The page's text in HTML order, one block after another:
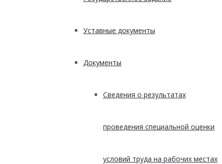
Уставные документы
Документы
Сведения о результатах
проведения специальной оценки
условий труда на рабочих местах